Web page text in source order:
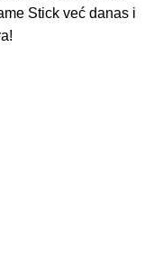
Stick već danas i